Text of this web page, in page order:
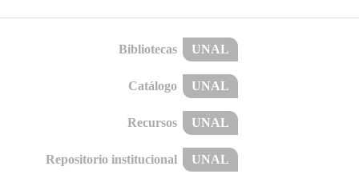
Bibliotecas UNAL
Catálogo UNAL
Recursos UNAL
Repositorio institucional UNAL